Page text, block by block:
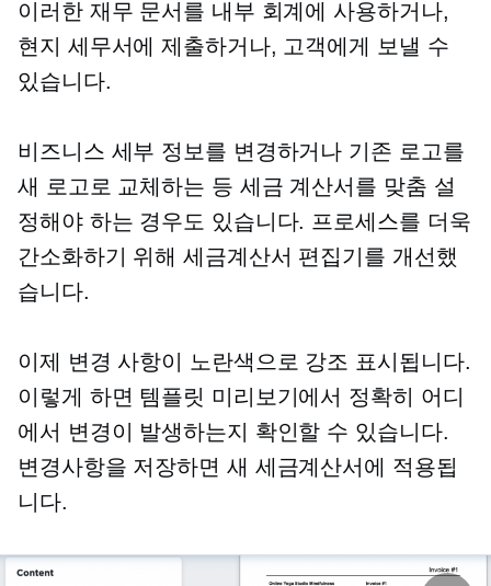
이러한 재무 문서를 내부 회계에 사용하거나,
현지 세무서에 제출하거나, 고객에게 보낼 수
있습니다.
비즈니스 세부 정보를 변경하거나 기존 로고를
새 로고로 교체하는 등 세금 계산서를 맞춤 설
정해야 하는 경우도 있습니다. 프로세스를 더욱
간소화하기 위해 세금계산서 편집기를 개선했
습니다.
이제 변경 사항이 노란색으로 강조 표시됩니다.
이렇게 하면 템플릿 미리보기에서 정확히 어디
에서 변경이 발생하는지 확인할 수 있습니다.
변경사항을 저장하면 새 세금계산서에 적용됩
니다.